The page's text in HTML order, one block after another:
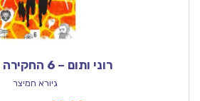
רוני ותום – 6 החקירה השישית
גיורא חמיצר